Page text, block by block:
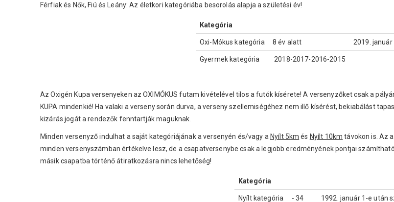
Férfiak és Nők, Fiú és Leány: Az életkori kategóriába besorolás alapja a születési év!
Kategória
Oxi-Mókus kategória 8 év alatt 2019.
Gyermek kategória 2018-2017-2016-2015
Az Oxigén Kupa versenyeken az OXIMÓKUS futam kivételével tilos a futók kísérete! A versenyzőket csak a
KUPA mindenkié! Ha valaki a verseny során durva, a verseny szellemiségéhez nem illő kísérést, bekiabálást
kizárás jogát a rendezők fenntartják maguknak.
Minden versenyző indulhat a saját kategóriájának a versenyén és/vagy a Nyílt 5km és Nyílt 10km távokon is. Az
minden versenyszámban értékelve lesz, de a csapatversenybe csak a legjobb eredményének pontjai
másik csapatba történő átiratkozásra nincs lehetőség!
Kategória
Nyílt kategória - 34 1992. január 1-e után